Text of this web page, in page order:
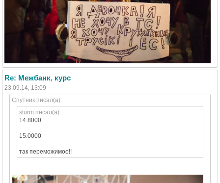
Re: Межбанк, курс
23.09.14, 13:09
Спутник писал(а):
sturm писал(а):
14.8000
15.0000
так переможимоо!!